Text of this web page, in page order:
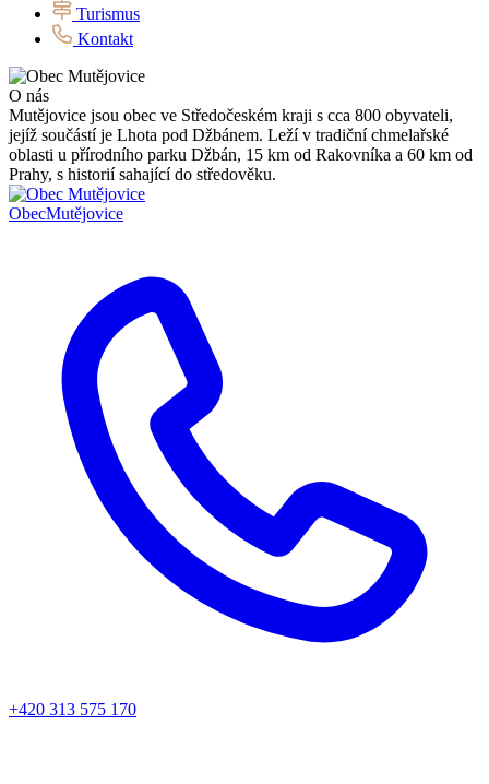
Turismus
Kontakt
O nás
Mutějovice jsou obec ve Středočeském kraji s cca 800 obyvateli,
jejíž součástí je Lhota pod Džbánem. Leží v tradiční chmelařské
oblasti u přírodního parku Džbán, 15 km od Rakovníka a 60 km od
Prahy, s historií sahající do středověku.
ObecMutějovice
+420 313 575 170